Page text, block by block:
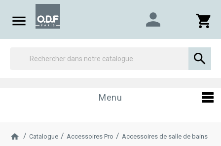
 shopping_cart
person

Menu
Catalogue Accessoires Pro Accessoires de salle de bains